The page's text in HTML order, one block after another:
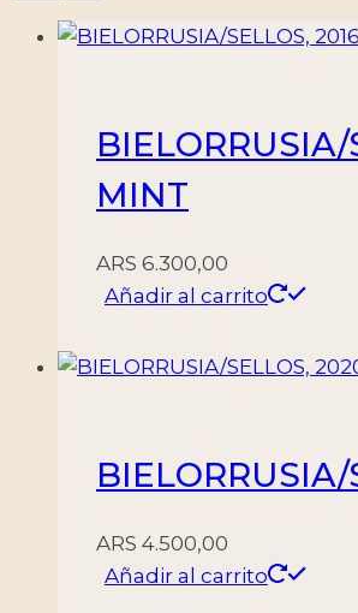
BIELORRUSIA/
MINT
ARS 6.300,00
Añadir al carrito
BIELORRUSIA/
ARS 4.500,00
Añadir al carrito